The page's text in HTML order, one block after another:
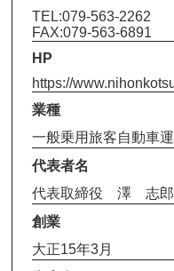
TEL:079-563-2262
FAX:079-563-6891
HP
https://
業種
一般乗用旅客自動車
代表者名
代表取締役 澤 志郎
創業
大正15年3月